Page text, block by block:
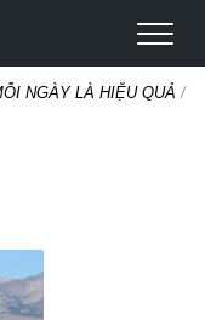
NGÀY LÀ HIỆU QUẢ /